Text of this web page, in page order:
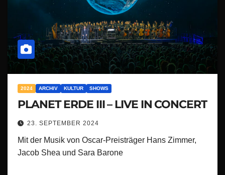
2024 ARCHIV KULTUR SHOWS
PLANET ERDE III – LIVE IN CONCERT
23. SEPTEMBER 2024
Mit der Musik von Oscar-Preisträger Hans Zimmer,
Jacob Shea und Sara Barone